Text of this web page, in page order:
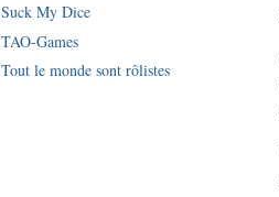
Suck My Dice
TAO-Games
Tout le monde sont rôlistes